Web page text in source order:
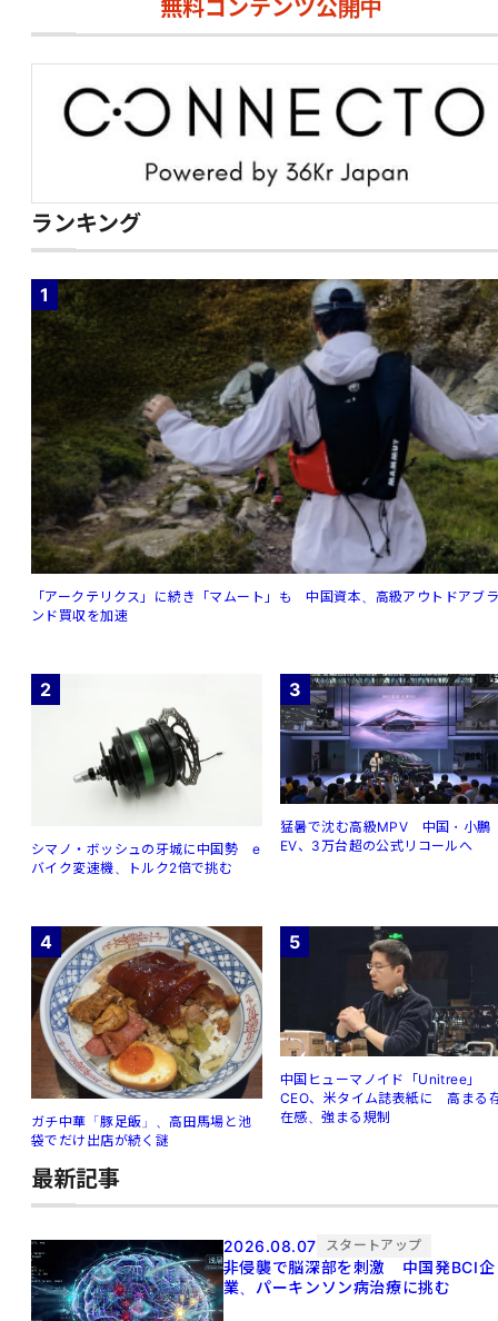
無料コンテンツ公開中
ランキング
1
「アークテリクス」に続き「マムート」も 中国資本、高級アウトドアブ
ンド買収を加速
2
シマノ・ボッシュの牙城に中国勢 e
バイク変速機、トルク2倍で挑む
3
猛暑で沈む高級MPV 中国・小鵬
EV、3万台超の公式リコールへ
4
ガチ中華「豚足飯」、高田馬場と池
袋でだけ出店が続く謎
5
中国ヒューマノイド「Unitree」
CEO、米タイム誌表紙に 高まる
在感、強まる規制
最新記事
2026.08.07 スタートアップ
非侵襲で脳深部を刺激 中国発BCI企
業、パーキンソン病治療に挑む